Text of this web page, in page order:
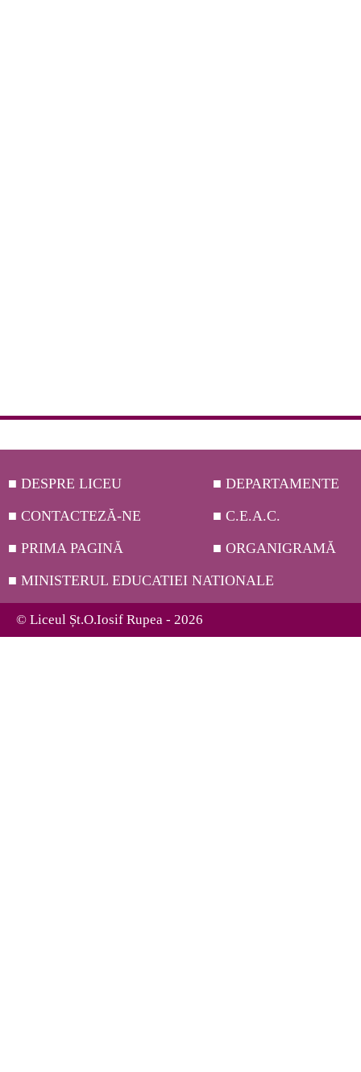
■ DESPRE LICEU
■ DEPARTAMENTE
■ CONTACTEZĂ-NE
■ C.E.A.C.
■ PRIMA PAGINĂ
■ ORGANIGRAMĂ
■ MINISTERUL EDUCATIEI NATIONALE
© Liceul Șt.O.Iosif Rupea - 2026